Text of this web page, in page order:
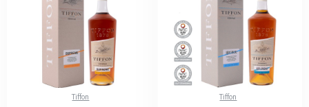
Tiffon Tiffon